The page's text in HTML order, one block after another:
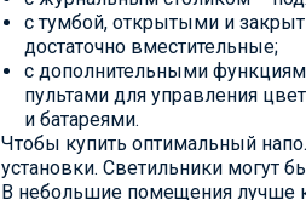
с тумбой, открытыми и
достаточно вместительные;
с дополнительными
пультами для управления
и батареями.
Чтобы купить оптимальный
установки. Светильники могут
В небольшие помещения лучше